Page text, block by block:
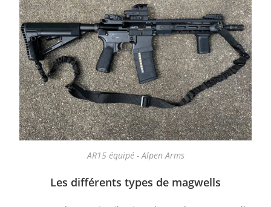
AR15 équipé - Alpen Arms
Les différents types de magwells